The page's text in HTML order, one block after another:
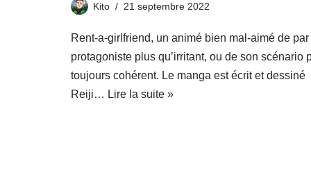
Kito 21 septembre 2022
Rent-a-girlfriend, un animé bien mal-aimé de par
protagoniste plus qu’irritant, ou de son scénario
toujours cohérent. Le manga est écrit et dessiné
Reiji… Lire la suite »